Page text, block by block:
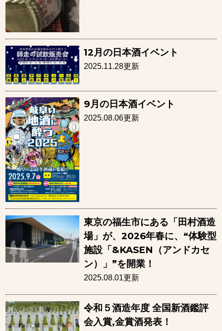
12月の日本酒イベント
2025.11.28更新
9月の日本酒イベント
2025.08.06更新
東京の福生市にある「田村酒造
場」が、2026年春に、“体験型
施設「&KASEN（アンドカセ
ン）」”を開業！
2025.08.01更新
令和５酒造年度 全国新酒鑑評
会入賞,金賞酒発表！